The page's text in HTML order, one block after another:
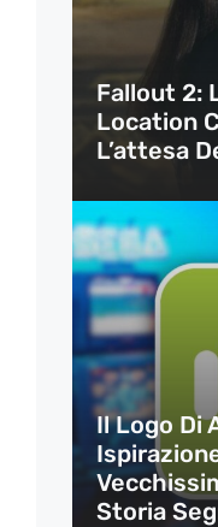
Fallout 2:
Location
L’attesa
Il Logo Di
Storia